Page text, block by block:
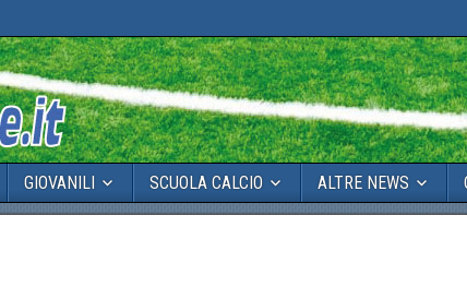
GIOVANILI SCUOLA CALCIO ALTRE NEWS